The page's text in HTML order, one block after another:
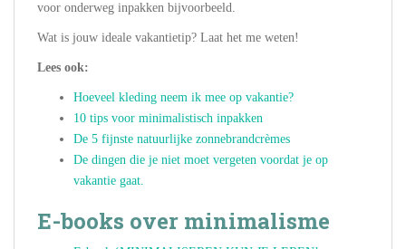
voor onderweg inpakken bijvoorbeeld.
Wat is jouw ideale vakantietip? Laat het me weten!
Lees ook:
Hoeveel kleding neem ik mee op vakantie?
10 tips voor minimalistisch inpakken
De 5 fijnste natuurlijke zonnebrandcrèmes
De dingen die je niet moet vergeten voordat je op
vakantie gaat.
E-books over minimalisme